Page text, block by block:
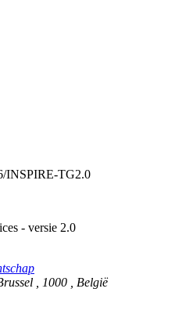
INSPIRE-TG2.0
- versie 2.0
, 1000 , België